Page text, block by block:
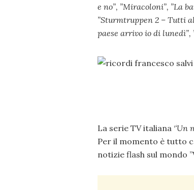
e no”, ”Miracoloni”, ”La
”Sturmtruppen 2 – Tutti
paese arrivo io di lunedì”,
La serie TV italiana ‘‘Un
Per il momento è tutto
notizie flash sul mondo